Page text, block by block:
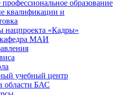
образование
квалификации и
нацпроекта «Кадры»
МАИ
учебный центр
области БАС